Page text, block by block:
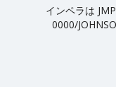
インペラは
0000/